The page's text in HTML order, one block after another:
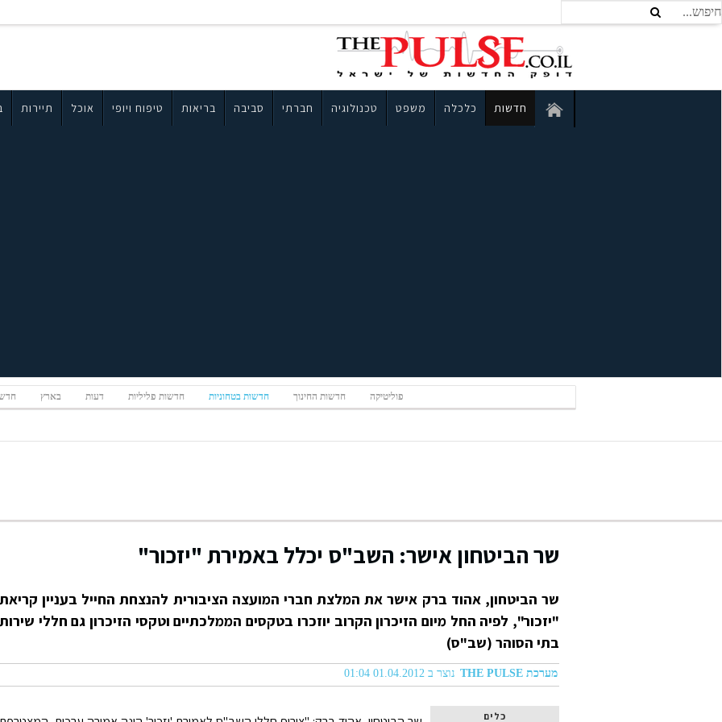
חדשות כלכלה משפט טכנולוגיה חברתי סביבה בריאות טיפוח ויופי אוכל תיירות
פוליטיקה חדשות החינוך חדשות בטחוניות חדשות פליליות דעות בארץ
שר הביטחון אישר: השב"ס יכלל באמירת "יזכור"
שר הביטחון, אהוד ברק אישר את המלצת חברי המועצה הציבורית להנצחת החייל בעניין קריאת
"יזכור", לפיה החל מיום הזיכרון הקרוב יוזכרו בטקסים הממלכתיים וטקסי הזיכרון גם חללי שירות
בתי הסוהר (שב"ס)
מערכת THE PULSE נוצר ב 01.04.2012 01:04
כלים